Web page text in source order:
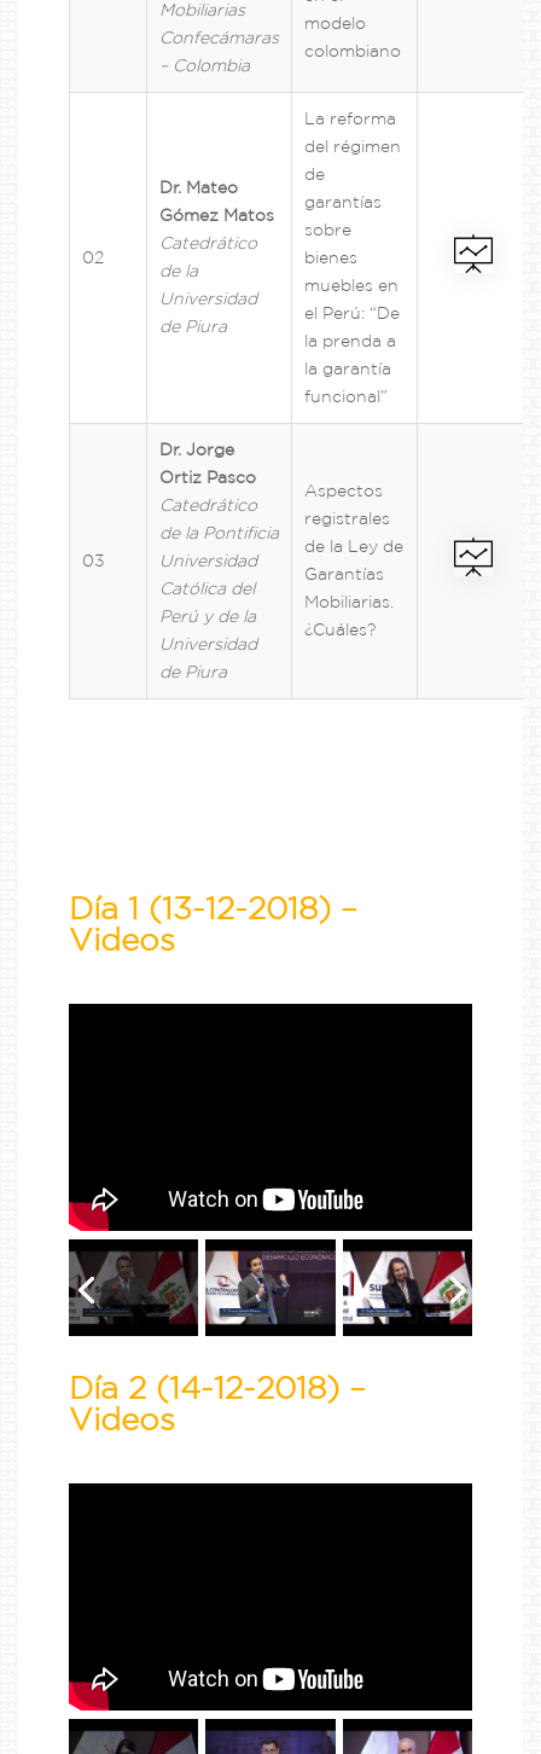
Mobiliarias
Confecámaras
– Colombia
modelo
colombiano
02
Dr. Mateo
Gómez Matos
Catedrático
de la
Universidad
de Piura
La reforma
del régimen
de
garantías
sobre
bienes
muebles en
el Perú: “De
la prenda a
la garantía
funcional”
03
Dr. Jorge
Ortiz Pasco
Catedrático
de la Pontificia
Universidad
Católica del
Perú y de la
Universidad
de Piura
Aspectos
registrales
de la Ley de
Garantías
Mobiliarias.
¿Cuáles?
Día 1 (13-12-2018) –
Videos
Día 2 (14-12-2018) –
Videos